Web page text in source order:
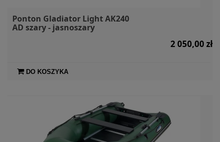
Ponton Gladiator Light AK240
AD szary - jasnoszary
2 050,00 zł
DO KOSZYKA